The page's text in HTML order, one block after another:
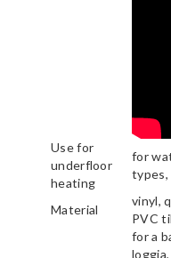
Use for
underfloor
heating
for
Material
vinyl,
PVC
for a